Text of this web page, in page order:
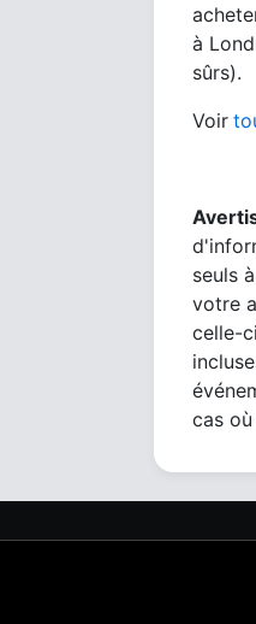
à
sûrs).
Voir
seuls
votre
celle-
cas où